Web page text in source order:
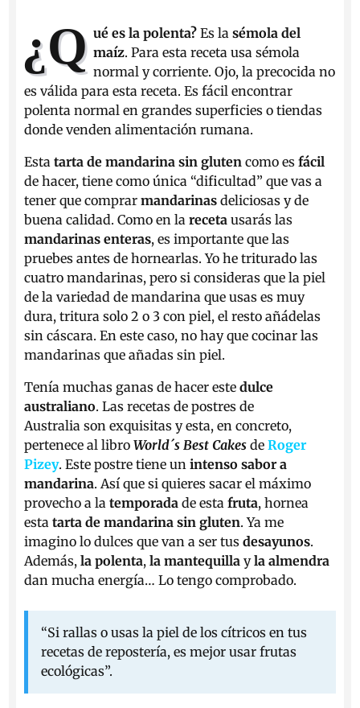
¿Q ué es la polenta?Es la sémola del
maíz. Para esta receta usa sémola
normal y corriente. Ojo, la precocida no
es válida para esta receta. Es fácil encontrar
polenta normal en grandes superficies o tiendas
donde venden alimentación rumana.
Estatarta de mandarina sin gluten como esfácil
de hacer, tiene como única “dificultad” que vas a
tener que comprarmandarinas deliciosas y de
buena calidad. Como en lareceta usarás las
mandarinas enteras, es importante que las
pruebes antes de hornearlas. Yo he triturado las
cuatro mandarinas, pero si consideras que la piel
de la variedad de mandarina que usas es muy
dura, tritura solo 2 o 3 con piel, el resto añádelas
sin cáscara. En este caso, no hay que cocinar las
mandarinas que añadas sin piel.
Tenía muchas ganas de hacer estedulce
australiano. Las recetas de postres de
Australia son exquisitas y esta, en concreto,
pertenece al libroWorld´s Best Cakes deRoger
Pizey. Este postre tiene unintenso sabor a
mandarina. Así que si quieres sacar el máximo
provecho a latemporadade esta fruta, hornea
estatarta de mandarina sin gluten. Ya me
imagino lo dulces que van a ser tusdesayunos.
Además,la polenta,la mantequilla yla almendra
dan mucha energía… Lo tengo comprobado.
“Si rallas o usas la piel de los cítricos en tus
recetas de repostería, es mejor usar frutas
ecológicas”.